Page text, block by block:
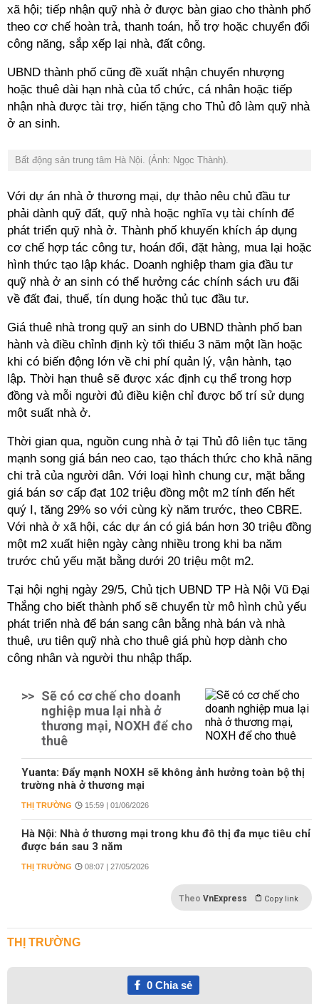
xã hội; tiếp nhận quỹ nhà ở được bàn giao cho thành phố
theo cơ chế hoàn trả, thanh toán, hỗ trợ hoặc chuyển đổi
công năng, sắp xếp lại nhà, đất công.
UBND thành phố cũng đề xuất nhận chuyển nhượng
hoặc thuê dài hạn nhà của tổ chức, cá nhân hoặc tiếp
nhận nhà được tài trợ, hiến tặng cho Thủ đô làm quỹ nhà
ở an sinh.
Bất động sản trung tâm Hà Nội. (Ảnh: Ngọc Thành).
Với dự án nhà ở thương mại, dự thảo nêu chủ đầu tư
phải dành quỹ đất, quỹ nhà hoặc nghĩa vụ tài chính để
phát triển quỹ nhà ở. Thành phố khuyến khích áp dụng
cơ chế hợp tác công tư, hoán đổi, đặt hàng, mua lại hoặc
hình thức tạo lập khác. Doanh nghiệp tham gia đầu tư
quỹ nhà ở an sinh có thể hưởng các chính sách ưu đãi
về đất đai, thuế, tín dụng hoặc thủ tục đầu tư.
Giá thuê nhà trong quỹ an sinh do UBND thành phố ban
hành và điều chỉnh định kỳ tối thiểu 3 năm một lần hoặc
khi có biến động lớn về chi phí quản lý, vận hành, tạo
lập. Thời hạn thuê sẽ được xác định cụ thể trong hợp
đồng và mỗi người đủ điều kiện chỉ được bố trí sử dụng
một suất nhà ở.
Thời gian qua, nguồn cung nhà ở tại Thủ đô liên tục tăng
mạnh song giá bán neo cao, tạo thách thức cho khả năng
chi trả của người dân. Với loại hình chung cư, mặt bằng
giá bán sơ cấp đạt 102 triệu đồng một m2 tính đến hết
quý I, tăng 29% so với cùng kỳ năm trước, theo CBRE.
Với nhà ở xã hội, các dự án có giá bán hơn 30 triệu đồng
một m2 xuất hiện ngày càng nhiều trong khi ba năm
trước chủ yếu mặt bằng dưới 20 triệu một m2.
Tại hội nghị ngày 29/5, Chủ tịch UBND TP Hà Nội Vũ Đại
Thắng cho biết thành phố sẽ chuyển từ mô hình chủ yếu
phát triển nhà để bán sang cân bằng nhà bán và nhà
thuê, ưu tiên quỹ nhà cho thuê giá phù hợp dành cho
công nhân và người thu nhập thấp.
>> Sẽ có cơ chế cho doanh
nghiệp mua lại nhà ở
thương mại, NOXH để cho
thuê
Yuanta: Đẩy mạnh NOXH sẽ không ảnh hưởng toàn bộ thị
trường nhà ở thương mại
THỊ TRƯỜNG 15:59 | 01/06/2026
Hà Nội: Nhà ở thương mại trong khu đô thị đa mục tiêu chỉ
được bán sau 3 năm
THỊ TRƯỜNG 08:07 | 27/05/2026
Theo VnExpress Copy link
THỊ TRƯỜNG
0Chia sẻ